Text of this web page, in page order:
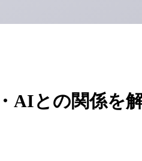
AIとの関係を